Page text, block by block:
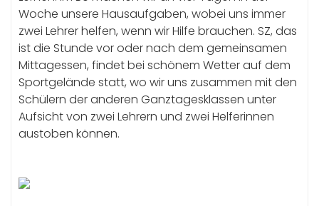
Woche unsere Hausaufgaben, wobei uns immer
zwei Lehrer helfen, wenn wir Hilfe brauchen. SZ, das
ist die Stunde vor oder nach dem gemeinsamen
Mittagessen, findet bei schönem Wetter auf dem
Sportgelände statt, wo wir uns zusammen mit den
Schülern der anderen Ganztagesklassen unter
Aufsicht von zwei Lehrern und zwei Helferinnen
austoben können.